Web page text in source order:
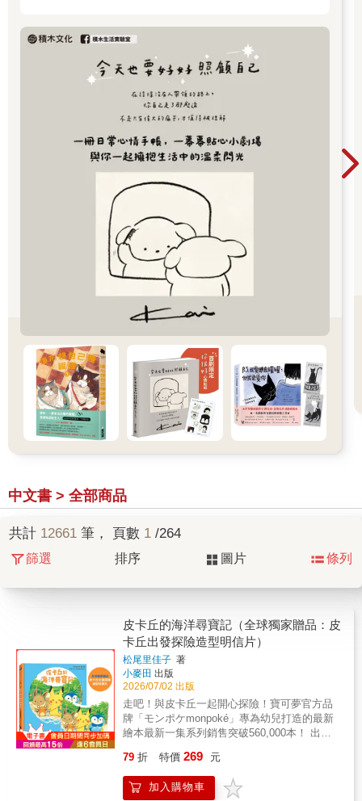
中文書 > 全部商品
共計 12661 筆， 頁數 1 /264
篩選 排序 圖片 條列
皮卡丘的海洋尋寶記（全球獨家贈品：皮
卡丘出發探險造型明信片）
松尾里佳子 著
小麥田 出版
2026/07/02 出版
走吧！與皮卡丘一起開心探險！寶可夢官方品
牌「モンポケmonpoké」專為幼兒打造的最新
繪本最新一集系列銷售突破560,000本！ 出發
布與摩尼尼互相幫忙。和朋友在一起的感覺真
好！全球獨家贈品：皮卡丘出發探險造型明信
片（16 x 13 cm）=內容簡介=皮卡丘、伊布、
79 折 特價 269 元
加入購物車